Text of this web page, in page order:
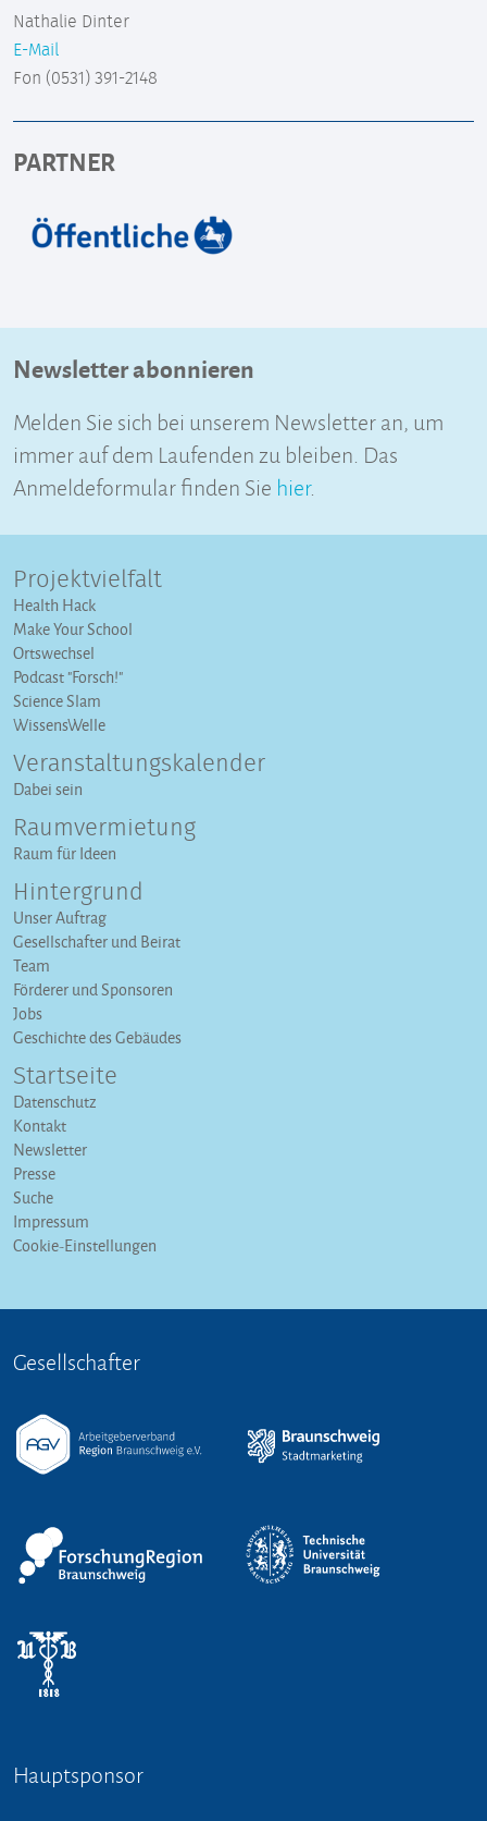
Nathalie Dinter
E-Mail
Fon (0531) 391-2148
PARTNER
Newsletter abonnieren
Melden Sie sich bei unserem Newsletter an, um
immer auf dem Laufenden zu bleiben. Das
Anmeldeformular finden Sie hier.
Projektvielfalt
Health Hack
Make Your School
Ortswechsel
Podcast "Forsch!"
Science Slam
WissensWelle
Veranstaltungs­kalender
Dabei sein
Raumvermietung
Raum für Ideen
Hintergrund
Unser Auftrag
Gesellschafter und Beirat
Team
Förderer und Sponsoren
Jobs
Geschichte des Gebäudes
Startseite
Datenschutz
Kontakt
Newsletter
Presse
Suche
Impressum
Cookie-Einstellungen
Gesellschafter
Hauptsponsor